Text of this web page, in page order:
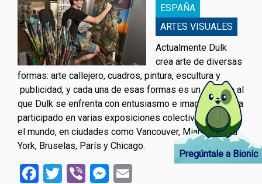
ESPAÑA
ARTES VISUALES
Actualmente Dulk
crea arte de diversas
formas: arte callejero, cuadros, pintura, escultura y
publicidad, y cada una de esas formas es un desafío al
que Dulk se enfrenta con entusiasmo e imaginación. Ha
participado en varias exposiciones colectivas por todo
el mundo, en ciudades como Vancouver, Miami, Nueva
York, Bruselas, París y Chicago.
Facebook
Twitter
ViberMessenger
Pregúntale a Bionic